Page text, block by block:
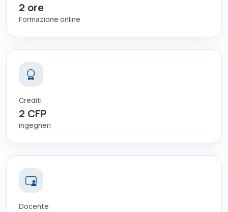
2 ore
Formazione online
Crediti
2 CFP
ingegneri
Docente